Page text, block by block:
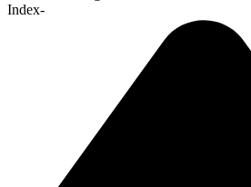
Index-